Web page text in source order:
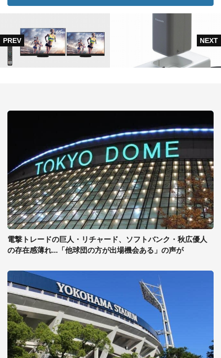
電撃トレードの巨人・リチャード、ソフトバンク・秋広優人
の存在感薄れ...「他球団の方が出場機会ある」の声が